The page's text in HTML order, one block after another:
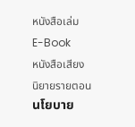
หนังสือเล่ม
E-Book
หนังสือเสียง
นิยายรายตอน
นโยบาย